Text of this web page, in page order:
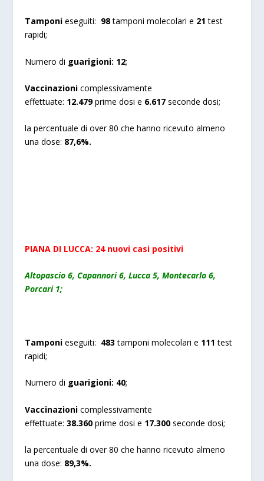
Tamponi eseguiti: 98tamponi molecolari e 21 test
rapidi;
Numero di guarigioni: 12;
Vaccinazioni complessivamente
effettuate: 12.479prime dosi e 6.617seconde dosi;
la percentuale di over 80 che hanno ricevuto almeno
una dose: 87,6%.
PIANA DI LUCCA: 24 nuovi casi positivi
Altopascio 6, Capannori 6, Lucca 5, Montecarlo 6,
Porcari 1;
Tamponi eseguiti: 483 tamponi molecolari e 111 test
rapidi;
Numero di guarigioni: 40;
Vaccinazioni complessivamente
effettuate:38.360prime dosi e 17.300seconde dosi;
la percentuale di over 80 che hanno ricevuto almeno
una dose: 89,3%.